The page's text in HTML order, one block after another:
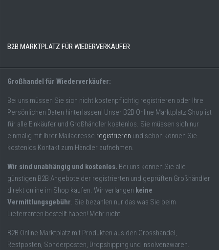
B2B MARKTPLATZ FÜR WIEDERVERKÄUFER
Großhandel für Wiederverkäufer:
Bei uns müssen Sie sich nicht kostenpflichtig registrieren oder Ihre
Persönlichen Daten hinterlassen! Unser B2B Online Marktplatz Shop ist
für alle Einkäufer und Großhändler kostenlos. Sie müssen sich nur
einmalig mit Ihrer Mailadresse registrieren und schon können Sie
kostenlos Kontakt zum Händler aufnehmen.
Wir sind unabhängig und kostenlos. Bei uns können Sie alle
günstigen B2B Angebote der registrierten und geprüften Großhändler
direkt online im Shop kaufen. Wir verlangen keine
Vermittlungsgebühr. Sie bezahlen nur das was Sie beim
Lieferranten bestellt haben! Mehr nicht.
B2B Online Marktplatz mit Produkten aus den Grosshandel,
Restposten, Sonderposten, Dropshipping und Insolvenzwaren.